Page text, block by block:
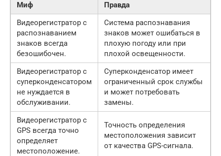
Миф
Правда
Видеорегистратор с
распознаванием
знаков всегда
безошибочен.
Система распознавания
знаков может ошибаться в
плохую погоду или при
плохой освещенности.
Видеорегистратор с
суперконденсатором
не нуждается в
обслуживании.
Суперконденсатор имеет
ограниченный срок службы
и может потребовать
замены.
Видеорегистратор с
GPS всегда точно
определяет
местоположение.
Точность определения
местоположения зависит
от качества GPS-сигнала.